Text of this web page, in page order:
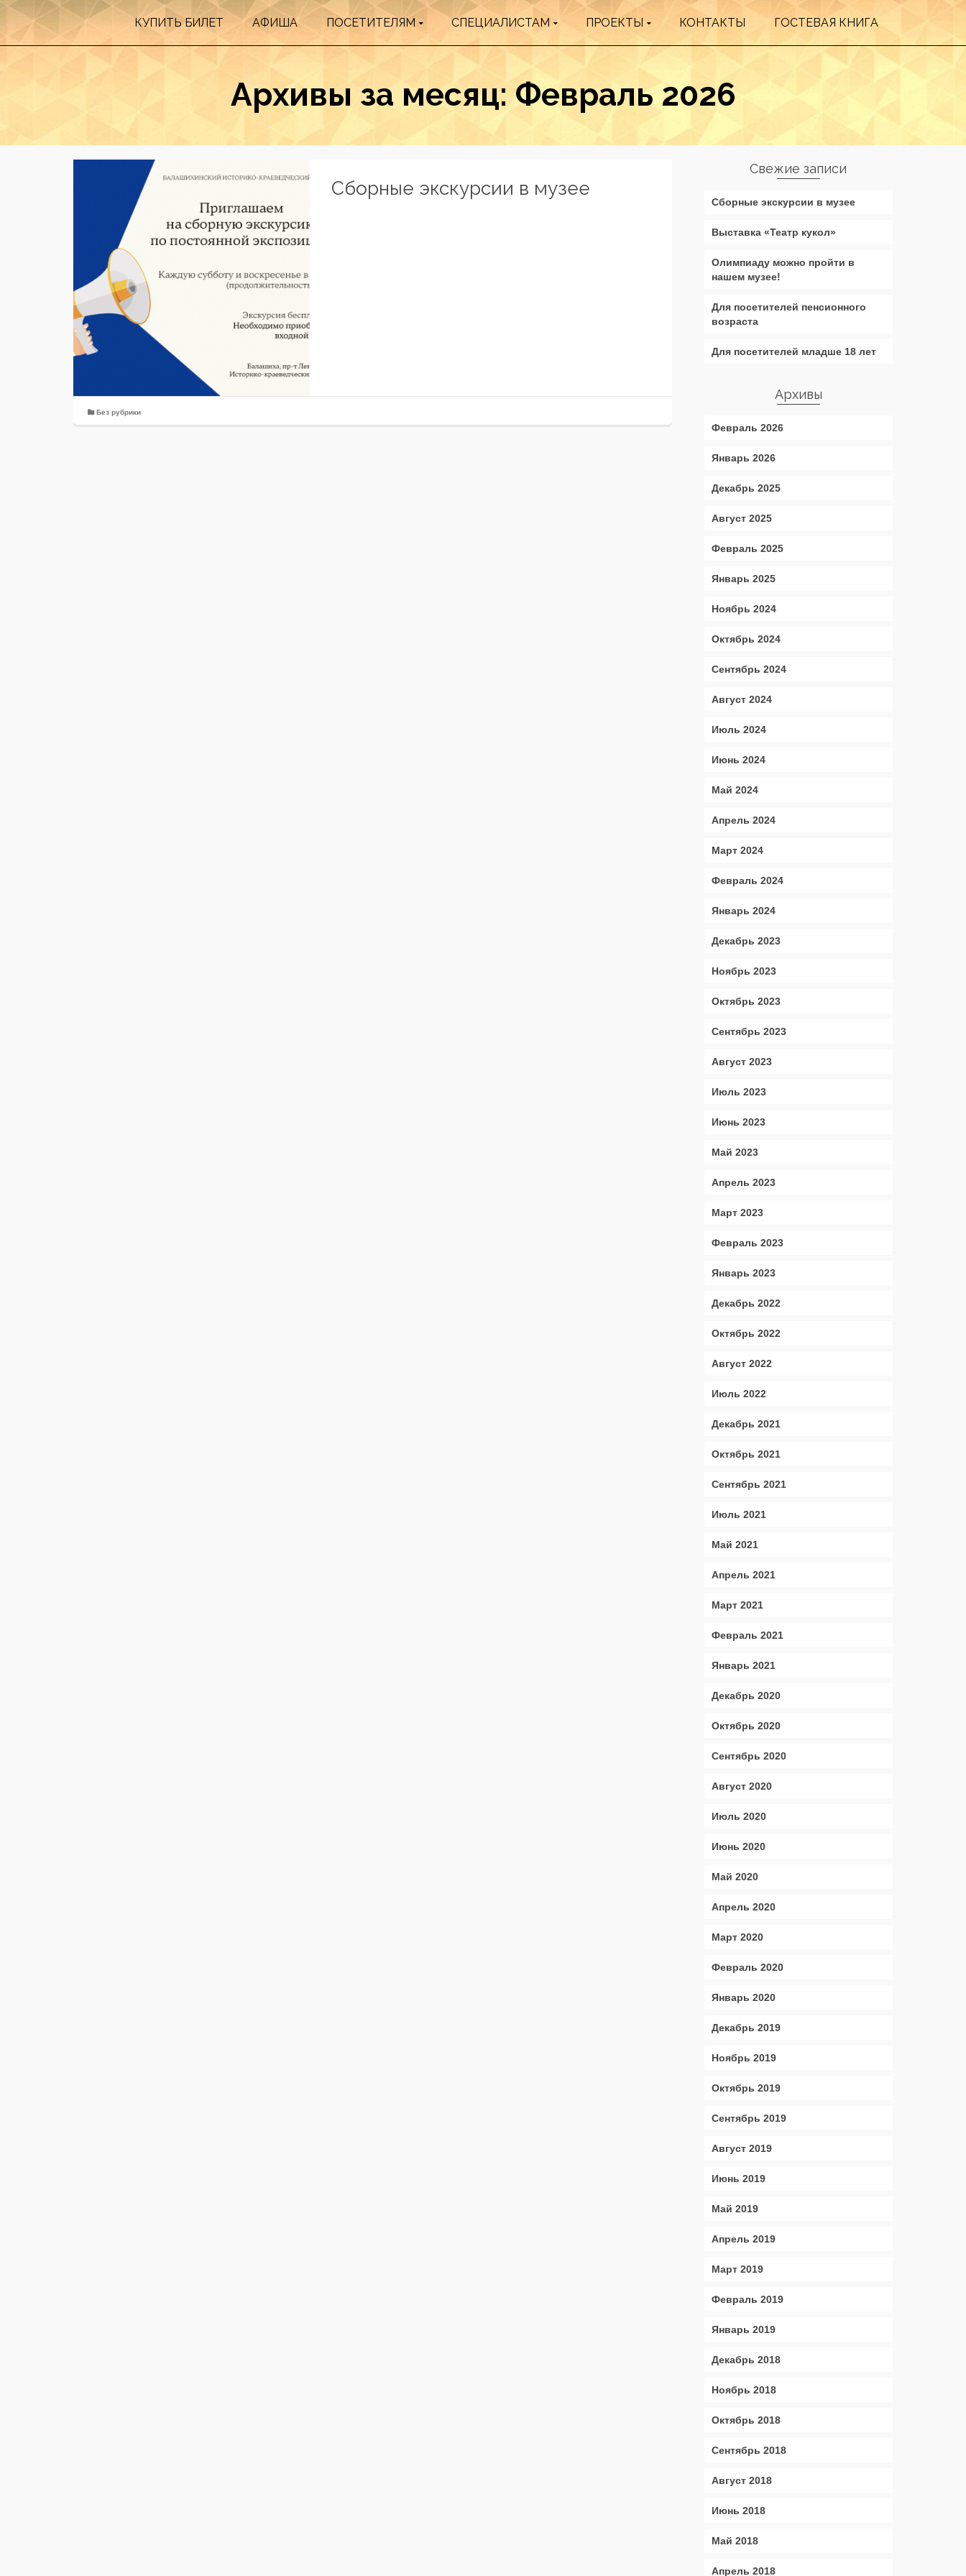
КУПИТЬ БИЛEТ АФИША ПОСЕТИТЕЛЯМ СПЕЦИАЛИСТАМ ПРОЕКТЫ КОНТАКТЫ ГОСТЕВАЯ КНИГА
Архивы за месяц: Февраль 2026
Сборные экскурсии в музее
Без рубрики
Свежие записи
Сборные экскурсии в музее
Выставка «Театр кукол»
Олимпиаду можно пройти в
нашем музее!
Для посетителей пенсионного
возраста
Для посетителей младше 18 лет
Архивы
Февраль 2026
Январь 2026
Декабрь 2025
Август 2025
Февраль 2025
Январь 2025
Ноябрь 2024
Октябрь 2024
Сентябрь 2024
Август 2024
Июль 2024
Июнь 2024
Май 2024
Апрель 2024
Март 2024
Февраль 2024
Январь 2024
Декабрь 2023
Ноябрь 2023
Октябрь 2023
Сентябрь 2023
Август 2023
Июль 2023
Июнь 2023
Май 2023
Апрель 2023
Март 2023
Февраль 2023
Январь 2023
Декабрь 2022
Октябрь 2022
Август 2022
Июль 2022
Декабрь 2021
Октябрь 2021
Сентябрь 2021
Июль 2021
Май 2021
Апрель 2021
Март 2021
Февраль 2021
Январь 2021
Декабрь 2020
Октябрь 2020
Сентябрь 2020
Август 2020
Июль 2020
Июнь 2020
Май 2020
Апрель 2020
Март 2020
Февраль 2020
Январь 2020
Декабрь 2019
Ноябрь 2019
Октябрь 2019
Сентябрь 2019
Август 2019
Июнь 2019
Май 2019
Апрель 2019
Март 2019
Февраль 2019
Январь 2019
Декабрь 2018
Ноябрь 2018
Октябрь 2018
Сентябрь 2018
Август 2018
Июнь 2018
Май 2018
Апрель 2018